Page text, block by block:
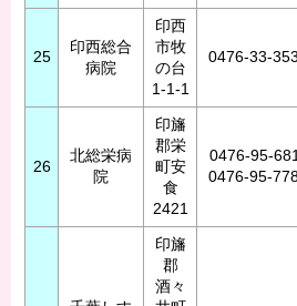
25
印西総合
病院
印西
市牧
の台
1-1-1
0476-33-
26
北総栄病
院
印旛
郡栄
町安
食
2421
0476-95-
0476-95-
印旛
郡
酒々